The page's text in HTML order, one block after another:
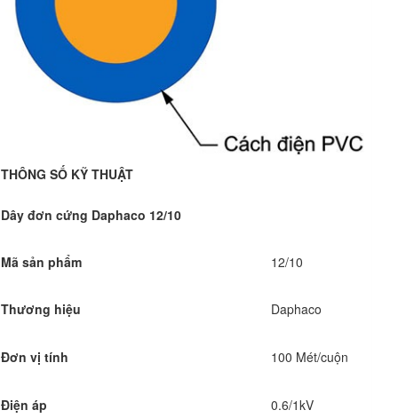
THÔNG SỐ KỸ THUẬT
Dây đơn cứng Daphaco 12/10
Mã sản phẩm 12/10
Thương hiệu Daphaco
Đơn vị tính 100 Mét/cuộn
Điện áp 0.6/1kV